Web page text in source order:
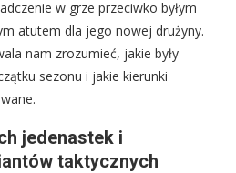
w grze przeciwko byłym
atutem dla jego nowej drużyny.
nam zrozumieć, jakie były
sezonu i jakie kierunki
jedenastek i
taktycznych